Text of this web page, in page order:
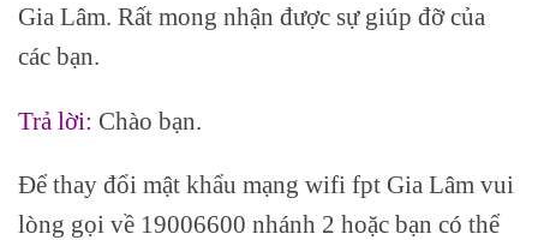
Gia Lâm. Rất mong nhận được sự giúp đỡ của
các bạn.
Trả lời: Chào bạn.
Để thay đổi mật khẩu mạng wifi fpt Gia Lâm vui
lòng gọi về 19006600 nhánh 2 hoặc bạn có thể